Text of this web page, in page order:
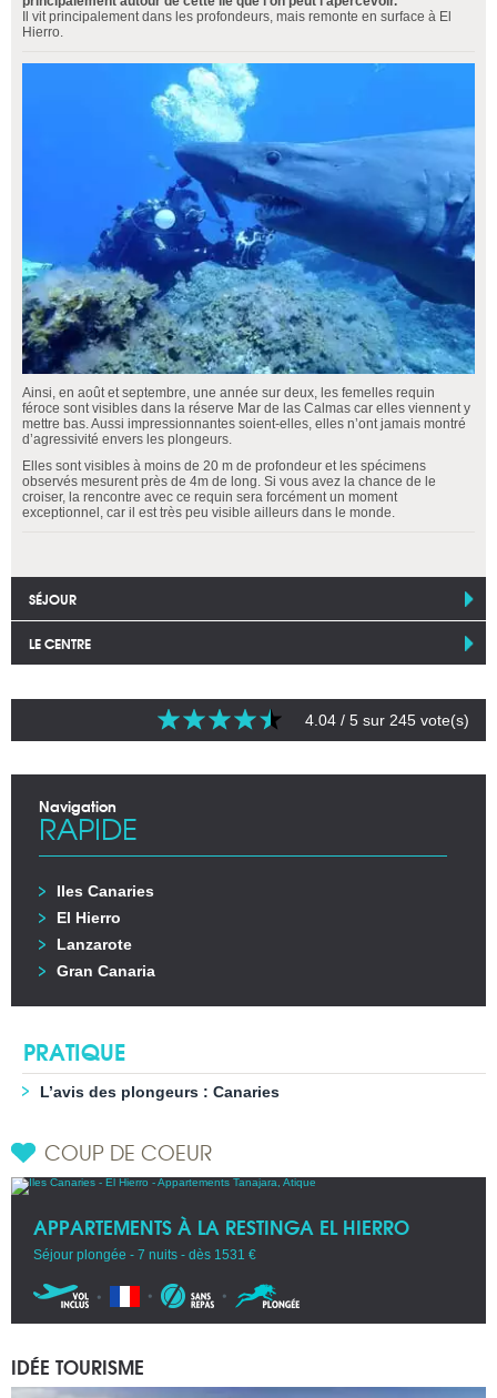
Il vit principalement dans les profondeurs, mais remonte en surface à El
Hierro.
Ainsi, en août et septembre, une année sur deux, les femelles requin
féroce sont visibles dans la réserve Mar de las Calmas car elles viennent y
mettre bas. Aussi impressionnantes soient-elles, elles n’ont jamais montré
d’agressivité envers les plongeurs.
Elles sont visibles à moins de 20 m de profondeur et les spécimens
observés mesurent près de 4m de long. Si vous avez la chance de le
croiser, la rencontre avec ce requin sera forcément un moment
exceptionnel, car il est très peu visible ailleurs dans le monde.
SÉJOUR
LE CENTRE
4.04 / 5 sur 245 vote(s)
Navigation
RAPIDE
Iles Canaries
El Hierro
Lanzarote
Gran Canaria
PRATIQUE
L’avis des plongeurs : Canaries
COUP DE COEUR
APPARTEMENTS À LA RESTINGA EL HIERRO
Séjour plongée - 7 nuits - dès 1531 €
IDÉE TOURISME